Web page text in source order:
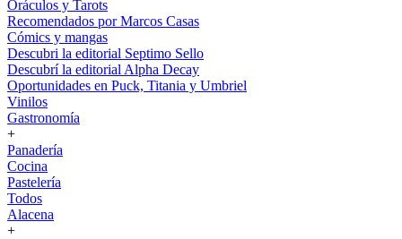
Oráculos y Tarots
Recomendados por Marcos Casas
Cómics y mangas
Descubri la editorial Septimo Sello
Descubrí la editorial Alpha Decay
Oportunidades en Puck, Titania y Umbriel
Vinilos
Gastronomía
+
Panadería
Cocina
Pastelería
Todos
Alacena
+